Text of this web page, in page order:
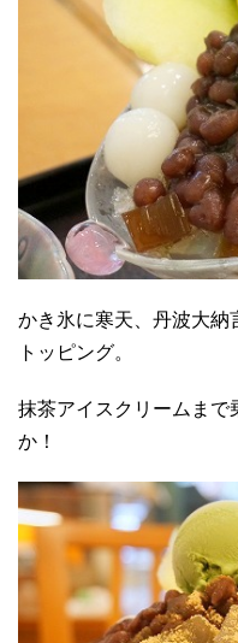
かき氷に寒天、丹波大納
トッピング。
抹茶アイスクリームまで
か！